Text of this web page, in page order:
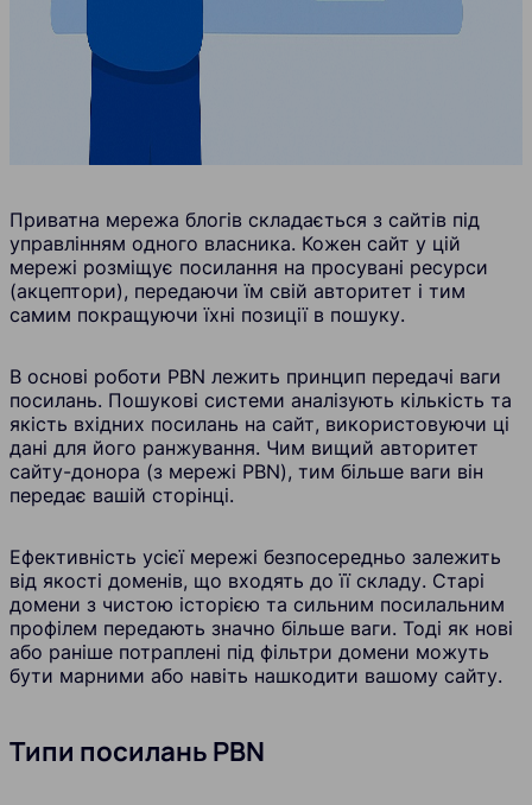
Приватна мережа блогів складається з сайтів під
управлінням одного власника. Кожен сайт у цій
мережі розміщує посилання на просувані ресурси
(акцептори), передаючи їм свій авторитет і тим
самим покращуючи їхні позиції в пошуку.
В основі роботи PBN лежить принцип передачі ваги
посилань. Пошукові системи аналізують кількість та
якість вхідних посилань на сайт, використовуючи ці
дані для його ранжування. Чим вищий авторитет
сайту-донора (з мережі PBN), тим більше ваги він
передає вашій сторінці.
Ефективність усієї мережі безпосередньо залежить
від якості доменів, що входять до її складу. Старі
домени з чистою історією та сильним посилальним
профілем передають значно більше ваги. Тоді як нові
або раніше потраплені під фільтри домени можуть
бути марними або навіть нашкодити вашому сайту.
Типи посилань PBN